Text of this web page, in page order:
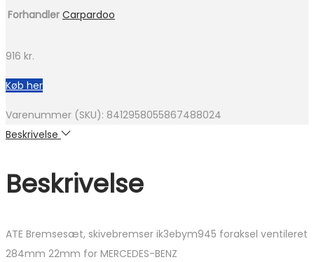
Forhandler Carpardoo
916 kr.
Køb her
Varenummer (SKU): 8412958055867488024
Beskrivelse
Beskrivelse
ATE Bremsesæt, skivebremser ik3ebym945 foraksel ventileret
284mm 22mm for MERCEDES-BENZ